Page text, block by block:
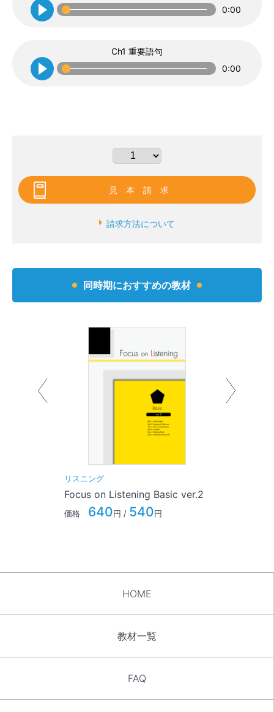
0:00
Ch1 重要語句
0:00
見本請求
請求方法について
同時期におすすめの教材
リスニング
Focus on Listening Basic ver.2
価格 640円 / 540円
HOME
教材一覧
FAQ